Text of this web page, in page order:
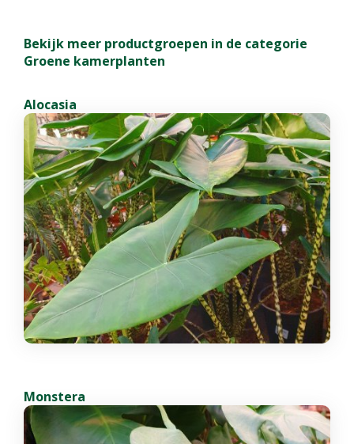
Bekijk meer productgroepen in de categorie
Groene kamerplanten
Alocasia
Monstera